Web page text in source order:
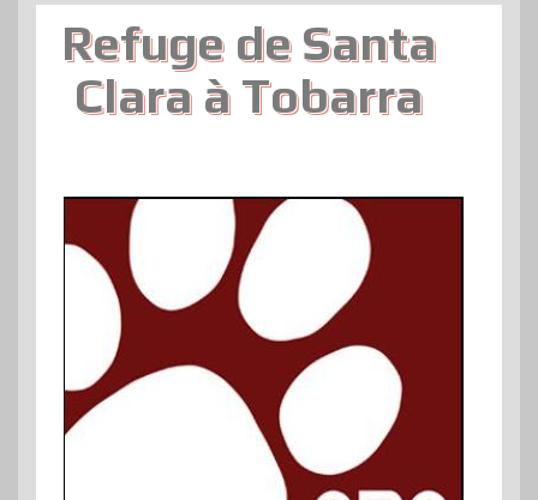
Refuge de Santa
Clara à Tobarra